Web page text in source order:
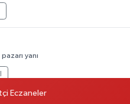
yanı
Eczaneler